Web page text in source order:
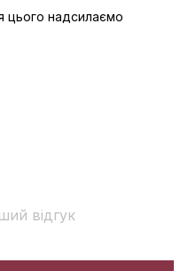
цього надсилаємо
відгук